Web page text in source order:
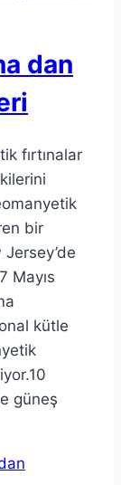
dan
fırtınalar
bir
Mayıs
kütle
güneş